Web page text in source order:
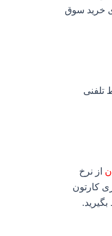
خرید سوق
تلفنی
از نرخ
کارتون